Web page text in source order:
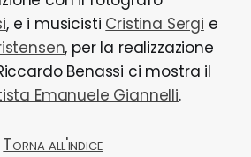
, e i musicisti Cristina Sergi e
, per la realizzazione
Benassi ci mostra il
Emanuele Giannelli.
Torna all'indice